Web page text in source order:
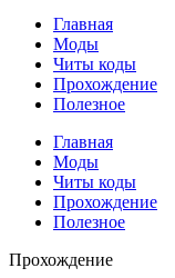
Главная
Моды
Читы коды
Прохождение
Полезное
Главная
Моды
Читы коды
Прохождение
Полезное
Прохождение